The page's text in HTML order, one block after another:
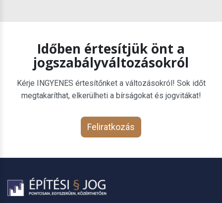
Időben értesítjük önt a
jogszabályváltozásokról
Kérje INGYENES értesítőnket a változásokról! Sok időt
megtakaríthat, elkerülheti a bírságokat és jogvitákat!
Feliratkozás